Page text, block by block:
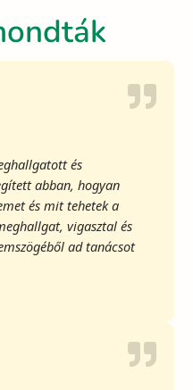
és
abban, hogyan
és mit tehetek a
vigasztal és
ad tanácsot